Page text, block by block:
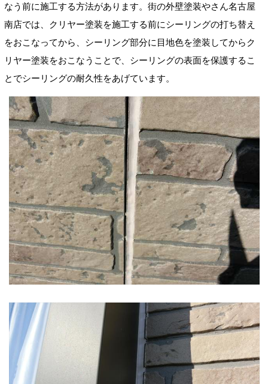
なう前に施工する方法があります。街の外壁塗装やさん名古屋
南店では、クリヤー塗装を施工する前にシーリングの打ち替え
をおこなってから、シーリング部分に目地色を塗装してからク
リヤー塗装をおこなうことで、シーリングの表面を保護するこ
とでシーリングの耐久性をあげています。